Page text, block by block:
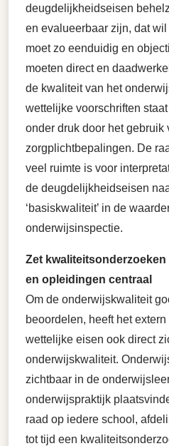
deugdelijkheidseisen
en evalueerbaar zijn, dat
moet zo eenduidig en
moeten direct en
de kwaliteit van het
wettelijke voorschriften
onder druk door het gebruik
zorgplichtbepalingen. De
veel ruimte is voor
de deugdelijkheidseisen
‘basiskwaliteit’ in de
onderwijsinspectie.
Zet
en opleidingen centraal
Om de onderwijskwaliteit
beoordelen, heeft het
wettelijke eisen ook direct
onderwijskwaliteit.
zichtbaar in de
onderwijspraktijk
raad op iedere school,
tot tijd een